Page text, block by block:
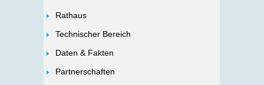
Rathaus
Technischer Bereich
Daten & Fakten
Partnerschaften